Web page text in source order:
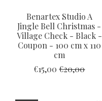
Benartex Studio A
Jingle Bell Christmas -
Village Check - Black -
Coupon - 100 cm x 110
cm
€15,00 €20,00